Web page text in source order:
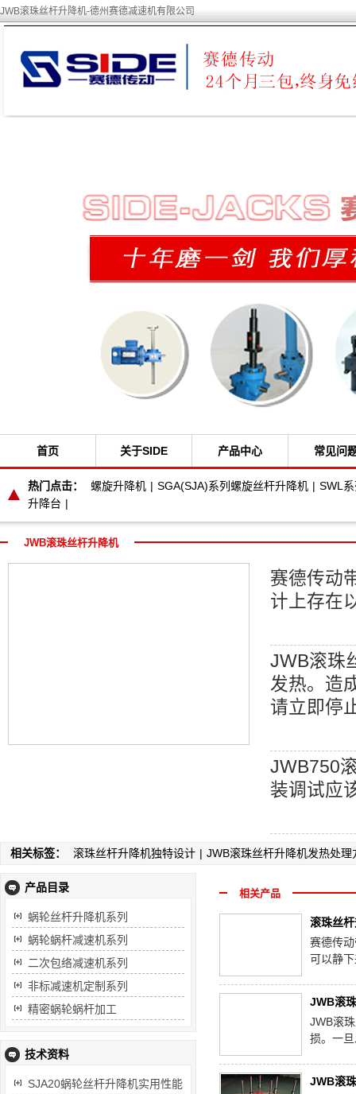
JWB滚珠丝杆升降机-德州赛德减速机有限公司
首页 关于SIDE 产品中心 常见问
热门点击： 螺旋升降机 | SGA(SJA)系列螺旋丝杆升降机 | SWL
升降台 |
JWB滚珠丝杆升降机
赛德传动
计上存在
JWB滚珠
发热。造
请立即停
JWB750
装调试应
相关标签： 滚珠丝杆升降机独特设计 | JWB滚珠丝杆升降机发热处理
相关产品
滚珠丝
赛德传
可以静
JWB滚
JWB滚
损。一
JWB滚
产品目录
蜗轮丝杆升降机系列
蜗轮蜗杆减速机系列
二次包络减速机系列
非标减速机定制系列
精密蜗轮蜗杆加工
技术资料
SJA20蜗轮丝杆升降机实用性能